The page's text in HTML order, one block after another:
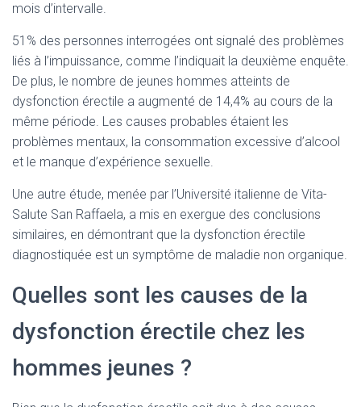
mois d’intervalle.
51% des personnes interrogées ont signalé des problèmes
liés à l’impuissance, comme l’indiquait la deuxième enquête.
De plus, le nombre de jeunes hommes atteints de
dysfonction érectile a augmenté de 14,4% au cours de la
même période. Les causes probables étaient les
problèmes mentaux, la consommation excessive d’alcool
et le manque d’expérience sexuelle.
Une autre étude, menée par l’Université italienne de Vita-
Salute San Raffaela, a mis en exergue des conclusions
similaires, en démontrant que la dysfonction érectile
diagnostiquée est un symptôme de maladie non organique.
Quelles sont les causes de la
dysfonction érectile chez les
hommes jeunes ?